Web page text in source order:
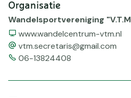
Organisatie
Wandelsportvereniging
Website
www.wandelcentrum-vtm.nl
emailvtm.secretaris@gmail.com
Telefoonnummer
06-13824408